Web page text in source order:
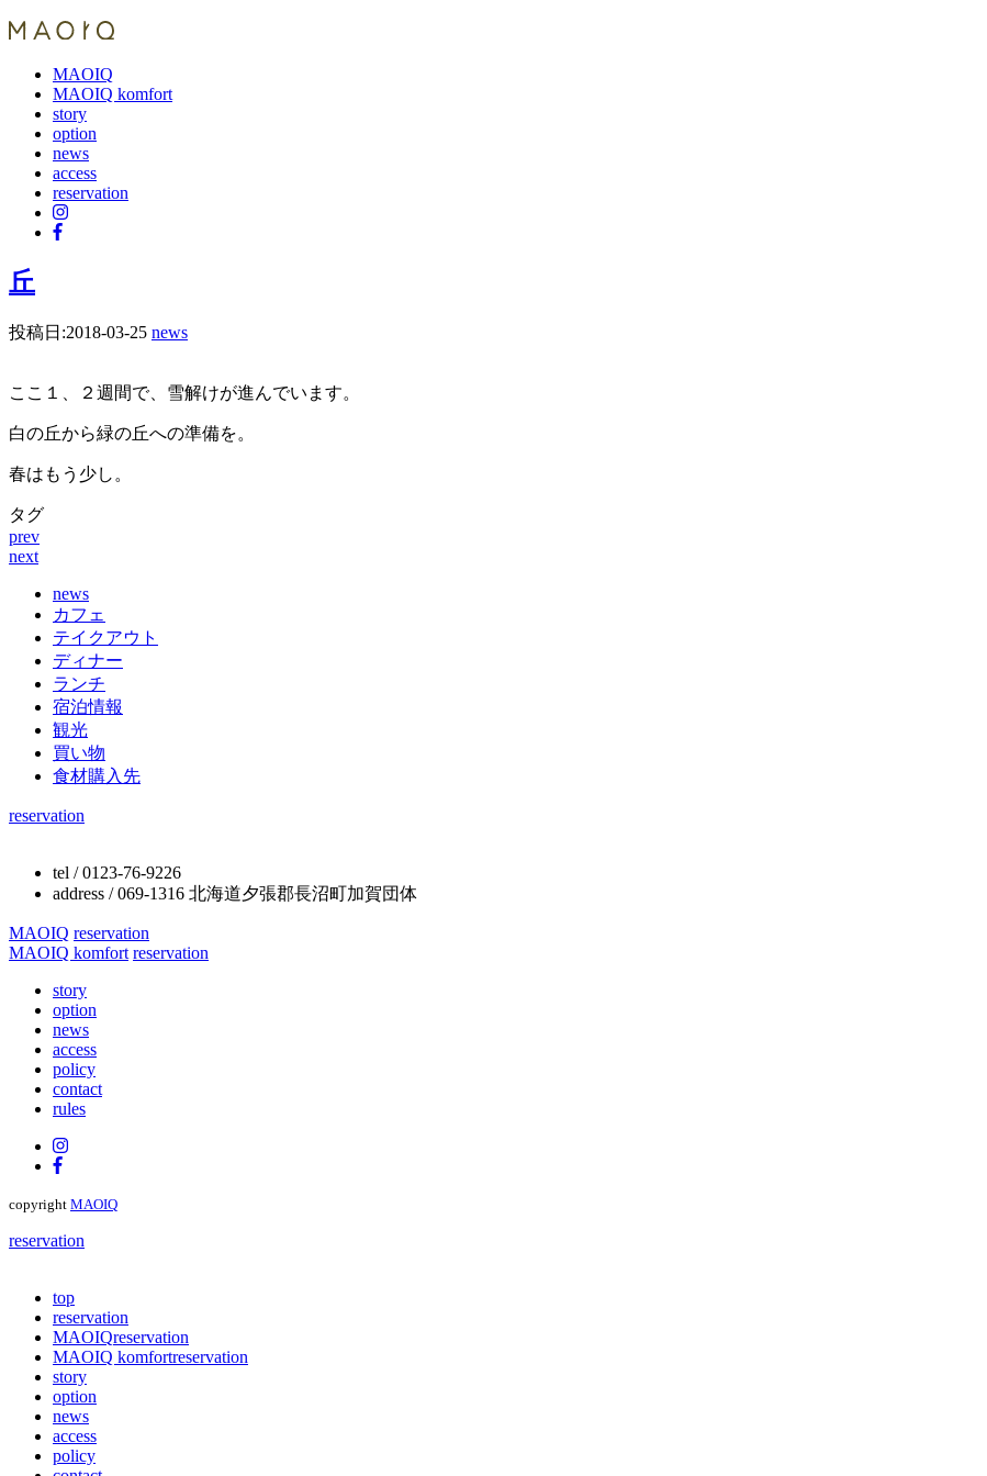
MAOIQ
MAOIQ komfort
story
option
news
access
reservation
丘
投稿日:2018-03-25 news
ここ１、２週間で、雪解けが進んでいます。
白の丘から緑の丘への準備を。
春はもう少し。
タグ
prev
next
news
カフェ
テイクアウト
ディナー
ランチ
宿泊情報
観光
買い物
食材購入先
reservation
tel / 0123-76-9226
address / 069-1316 北海道夕張郡長沼町加賀団体
MAOIQ reservation
MAOIQ komfort reservation
story
option
news
access
policy
contact
rules
copyright MAOIQ
reservation
top
reservation
MAOIQreservation
MAOIQ komfortreservation
story
option
news
access
policy